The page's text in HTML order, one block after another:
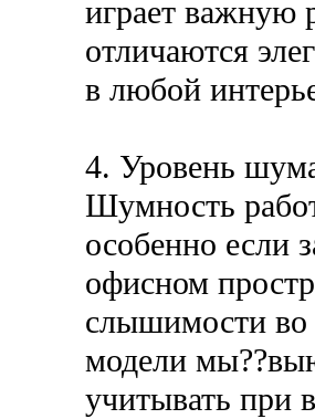
играет важную
отличаются
в любой
4. Уровень
Шумность
особенно если
офисном
слышимости во
модели
учитывать при